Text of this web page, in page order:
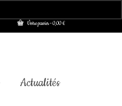
Votre panier-0,00€
Actualités